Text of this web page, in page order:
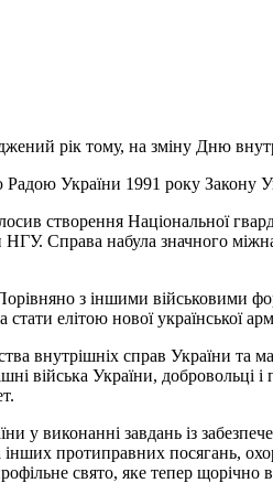
рік тому, на зміну Дню
України 1991 року Закону
створення Національної
Справа набула значного
з іншими військовими
елітою нової української
внутрішніх справ України та
війська України, добровольці
у виконанні завдань із
інших протиправних посягань,
свято, яке тепер щорічно